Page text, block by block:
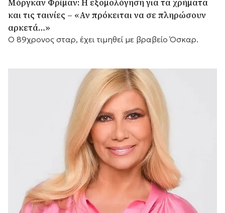
Μόργκαν Φρίμαν: Η εξομολόγηση για τα χρήματα
και τις ταινίες – «Αν πρόκειται να σε πληρώσουν
αρκετά…»
Ο 89χρονος σταρ, έχει τιμηθεί με βραβείο Όσκαρ.